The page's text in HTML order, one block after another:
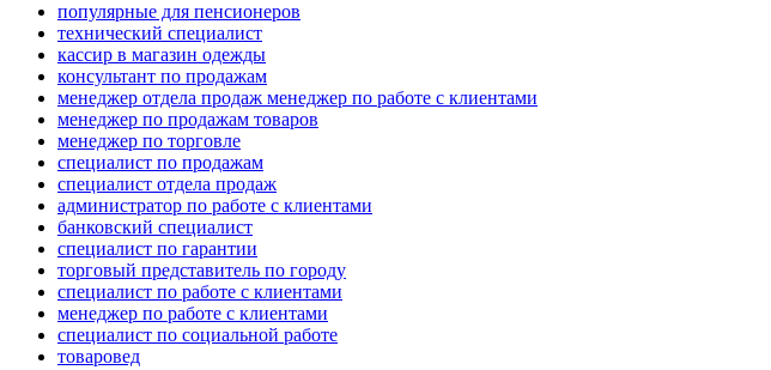
популярные для пенсионеров
технический специалист
кассир в магазин одежды
консультант по продажам
менеджер отдела продаж менеджер по работе с клиентами
менеджер по продажам товаров
менеджер по торговле
специалист по продажам
специалист отдела продаж
администратор по работе с клиентами
банковский специалист
специалист по гарантии
торговый представитель по городу
специалист по работе с клиентами
менеджер по работе с клиентами
специалист по социальной работе
товаровед